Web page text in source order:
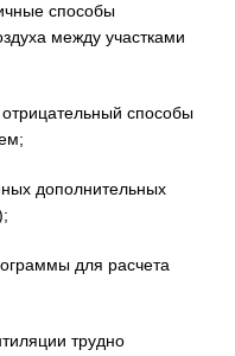
способы
между участками
способы
дополнительных
для расчета
трудно